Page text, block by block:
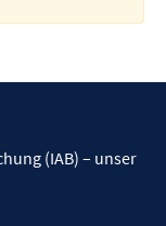
(IAB) – unser